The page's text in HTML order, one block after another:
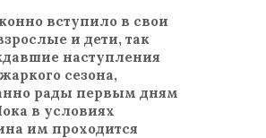
вступило в свои
и дети, так
наступления
сезона,
рады первым дням
в условиях
им проходится